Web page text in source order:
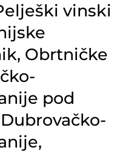
vinski
Obrtničke
pod